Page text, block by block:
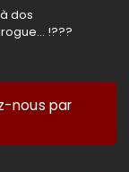
dos
!???
nous par